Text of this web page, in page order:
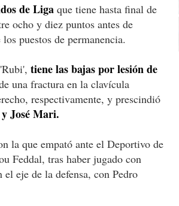
de Liga que tiene hasta final de
ocho y diez puntos antes de
puestos de permanencia.
tiene las bajas por lesión de
una fractura en la clavícula
respectivamente, y prescindió
José Mari.
la que empató ante el Deportivo de
Feddal, tras haber jugado con
eje de la defensa, con Pedro